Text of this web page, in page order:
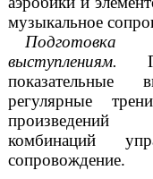
музыкальное
выступлениям.
показательные
регулярные
произведений
комбинаций
сопровождение.